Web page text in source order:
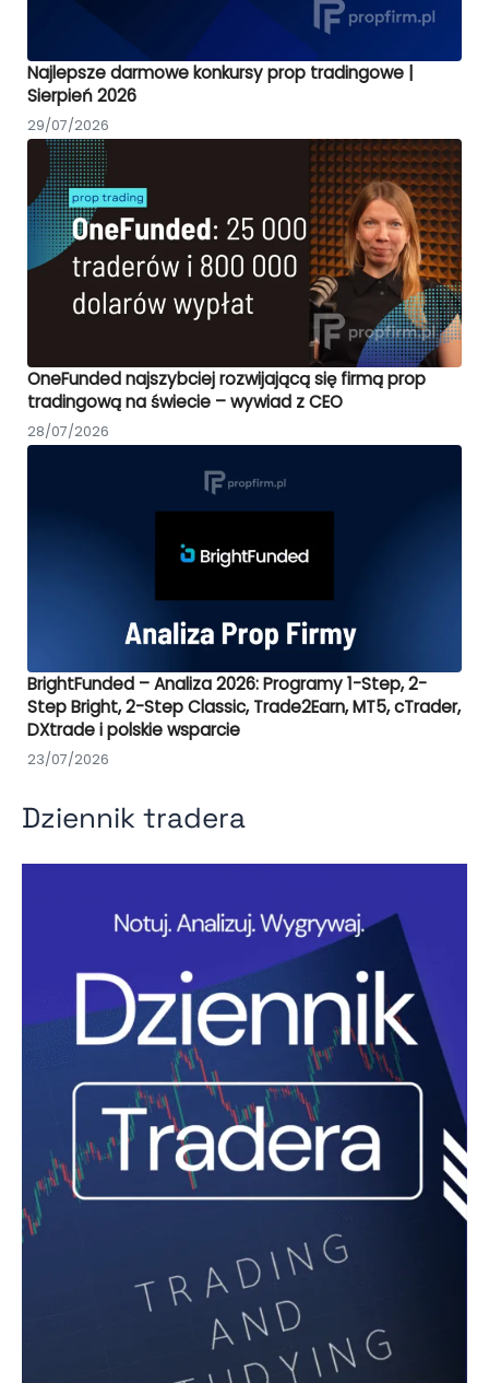
Najlepsze darmowe konkursy prop tradingowe |
Sierpień 2026
29/07/2026
OneFunded najszybciej rozwijającą się firmą prop
tradingową na świecie – wywiad z CEO
28/07/2026
BrightFunded – Analiza 2026: Programy 1-Step, 2-
Step Bright, 2-Step Classic, Trade2Earn, MT5, cTrader,
DXtrade i polskie wsparcie
23/07/2026
Dziennik tradera